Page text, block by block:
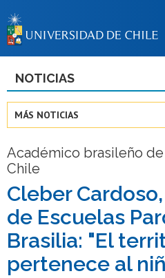
NOTICIAS
MÁS NOTICIAS
Académico brasileño
Chile
Cleber
de Escuelas
Brasilia: "El
pertenece al